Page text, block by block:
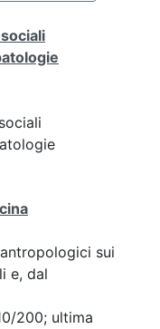
sui
e, dal
200; ultima